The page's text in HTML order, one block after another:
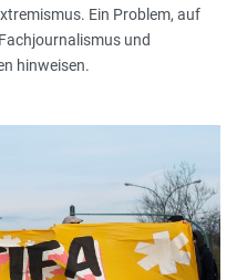
Ein Problem, auf
und
hinweisen.